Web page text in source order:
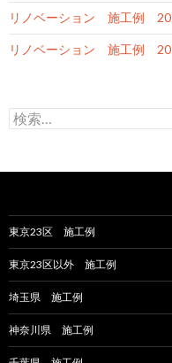
リノベーション 施工例
リノベーション 施工例
検
索
東京23区 施工例
東京23区以外 施工例
埼玉県 施工例
神奈川県 施工例